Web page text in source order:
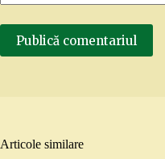
Publică comentariul
Articole similare